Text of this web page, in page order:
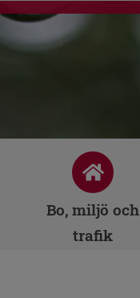
Bo, miljö och
trafik